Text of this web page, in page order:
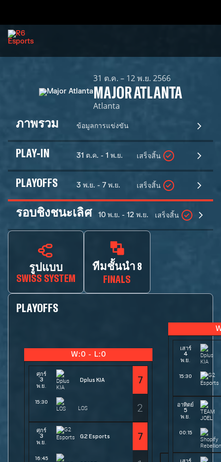
31 ต.ค. – 12 พ.ย. 2566
MAJOR ATLANTA
Atlanta
ภาพรวม ข้อมูลการแข่งขัน
PLAY-IN 31 ต.ค. - 1 พ.ย. เสร็จสิ้น
PLAYOFFS 3 พ.ย. - 7 พ.ย. เสร็จสิ้น
รอบชิงชนะเลิศ 10 พ.ย. - 12 พ.ย. เสร็จสิ้น
รูปแบบ
SWISS SYSTEM
ทีมชั้นนำ 8
FINALS
PLAYOFFS
W:0 - L:0
ศุกร์
3
พ.ย.
15:30
Dplus KIA 7
LOS 2
ศุกร์
3
พ.ย.
16:45
G2 Esports 7
เสาร์
4
พ.ย.
15:30
อาทิตย์
5
พ.ย.
00:15
เสาร์